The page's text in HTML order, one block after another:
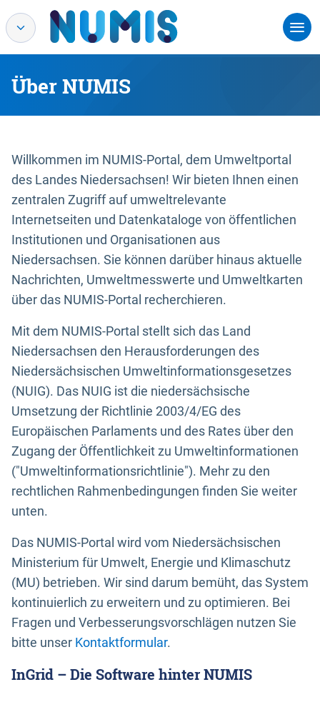
Über NUMIS
Willkommen im NUMIS-Portal, dem Umweltportal
des Landes Niedersachsen! Wir bieten Ihnen einen
zentralen Zugriff auf umweltrelevante
Internetseiten und Datenkataloge von öffentlichen
Institutionen und Organisationen aus
Niedersachsen. Sie können darüber hinaus aktuelle
Nachrichten, Umweltmesswerte und Umweltkarten
über das NUMIS-Portal recherchieren.
Mit dem NUMIS-Portal stellt sich das Land
Niedersachsen den Herausforderungen des
Niedersächsischen Umweltinformationsgesetzes
(NUIG). Das NUIG ist die niedersächsische
Umsetzung der Richtlinie 2003/4/EG des
Europäischen Parlaments und des Rates über den
Zugang der Öffentlichkeit zu Umweltinformationen
("Umweltinformationsrichtlinie"). Mehr zu den
rechtlichen Rahmenbedingungen finden Sie weiter
unten.
Das NUMIS-Portal wird vom Niedersächsischen
Ministerium für Umwelt, Energie und Klimaschutz
(MU) betrieben. Wir sind darum bemüht, das System
kontinuierlich zu erweitern und zu optimieren. Bei
Fragen und Verbesserungsvorschlägen nutzen Sie
bitte unser Kontaktformular.
InGrid – Die Software hinter NUMIS